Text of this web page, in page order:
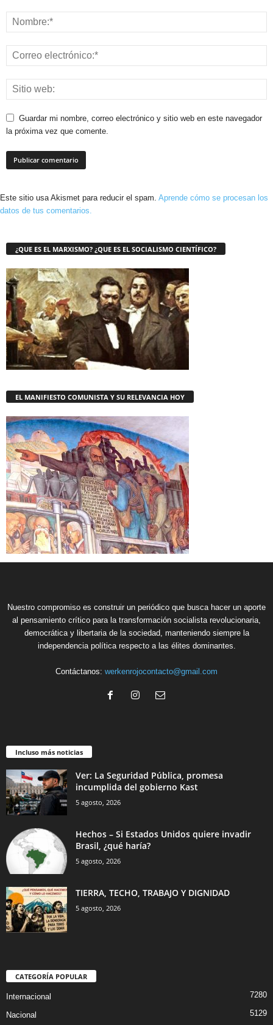
Guardar mi nombre, correo electrónico y sitio web en este navegador
la próxima vez que comente.
Este sitio usa Akismet para reducir el spam. Aprende cómo se procesan los
datos de tus comentarios.
¿QUE ES EL MARXISMO? ¿QUE ES EL SOCIALISMO CIENTÍFICO?
EL MANIFIESTO COMUNISTA Y SU RELEVANCIA HOY
Nuestro compromiso es construir un periódico que busca hacer un aporte
al pensamiento crítico para la transformación socialista revolucionaria,
democrática y libertaria de la sociedad, manteniendo siempre la
independencia política respecto a las élites dominantes.
Contáctanos: werkenrojocontacto@gmail.com
Incluso más noticias
Ver: La Seguridad Pública, promesa
incumplida del gobierno Kast
5 agosto, 2026
Hechos – Si Estados Unidos quiere invadir
Brasil, ¿qué haría?
5 agosto, 2026
TIERRA, TECHO, TRABAJO Y DIGNIDAD
5 agosto, 2026
CATEGORÍA POPULAR
Internacional 7280
Nacional 5129